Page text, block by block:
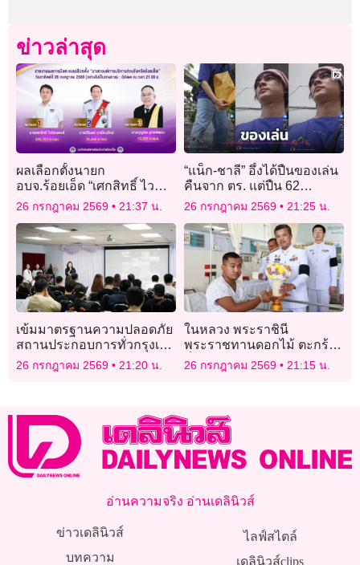
ข่าวล่าสุด
ผลเลือกตั้งนายก
อบจ.ร้อยเอ็ด “เศกสิทธิ์ ไว
นิยมพงศ์” แชมป์เก่าชนะ
ขาดลอย
26 กรกฎาคม 2569 21:37 น.
“แน็ก-ชาลี” อึ้งได้ปืนของเล่น
คืนจาก ตร. แต่ปืน 62
กระบอก ของมีค่าหลายล้าน
ยังไม่ได้!
26 กรกฎาคม 2569 21:25 น.
เข้มมาตรฐานความปลอดภัย
สถานประกอบการทั่วกรุงเปิด
ระบบประเมินตนเองป้องกัน
เหตุซ้ำรอย
26 กรกฎาคม 2569 21:20 น.
ในหลวง พระราชินี
พระราชทานดอกไม้ ตะกร้า
สิ่งของพระราชทาน แก่กำลัง
พลที่ได้รับบาดเจ็บขณะปฏิบัติ
26 กรกฎาคม 2569 21:15 น.
อ่านความจริง อ่านเดลินิวส์
ข่าวเดลินิวส์
บทความ
ไลฟ์สไตล์
เดลินิวส์clips